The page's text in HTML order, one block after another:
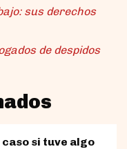
sus derechos
de despidos
si tuve algo